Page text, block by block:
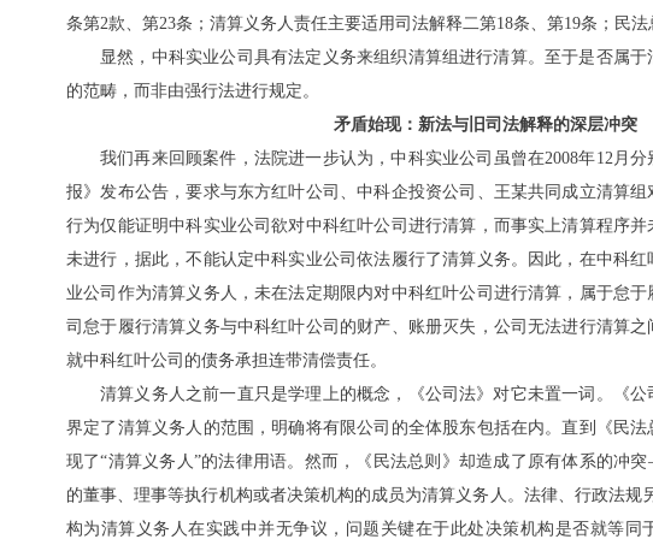
条第2款、第23条；清算义务人责任主要适用司法解释二第18条、第19条；民法
显然，中科实业公司具有法定义务来组织清算组进行清算。至于是否属
的范畴，而非由强行法进行规定。
矛盾始现：新法与旧司法解释的深层冲突
我们再来回顾案件，法院进一步认为，中科实业公司虽曾在2008年12月
报》发布公告，要求与东方红叶公司、中科企投资公司、王某共同成立清算
行为仅能证明中科实业公司欲对中科红叶公司进行清算，而事实上清算程序
未进行，据此，不能认定中科实业公司依法履行了清算义务。因此，在中科
业公司作为清算义务人，未在法定期限内对中科红叶公司进行清算，属于怠
司怠于履行清算义务与中科红叶公司的财产、账册灭失，公司无法进行清算
就中科红叶公司的债务承担连带清偿责任。
清算义务人之前一直只是学理上的概念，《公司法》对它未置一词。《
界定了清算义务人的范围，明确将有限公司的全体股东包括在内。直到《民
现了“清算义务人”的法律用语。然而，《民法总则》却造成了原有体系的冲
的董事、理事等执行机构或者决策机构的成员为清算义务人。法律、行政法规
构为清算义务人在实践中并无争议，问题关键在于此处决策机构是否就等同